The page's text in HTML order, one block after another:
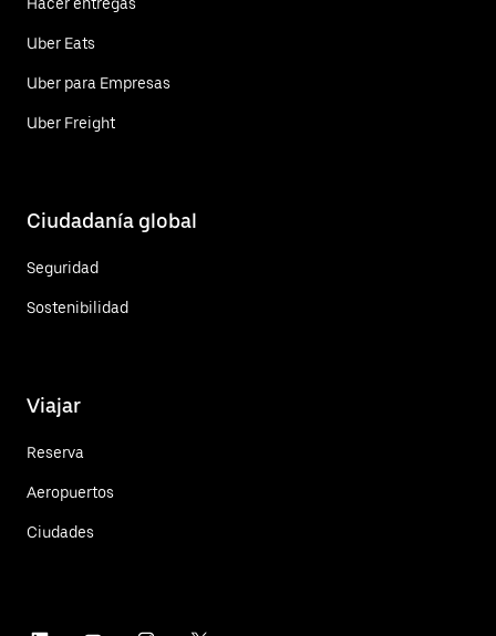
Uber Eats
Uber para Empresas
Uber Freight
Ciudadanía global
Seguridad
Sostenibilidad
Viajar
Reserva
Aeropuertos
Ciudades